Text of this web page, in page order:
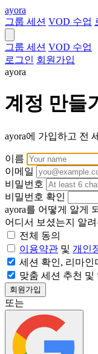
ayora
그룹 세션 VOD 수업
그룹 세션 VOD 수업
로그인 회원가입
ayora
계정 만들
ayora에 가입하고 전
이름
이메일
비밀번호
비밀번호 확인
ayora를 어떻게 알게
어디서 보셨는지 알
전체 동의
이용약관 및 개인
세션 확인, 리마인
맞춤 세션 추천 및
또는